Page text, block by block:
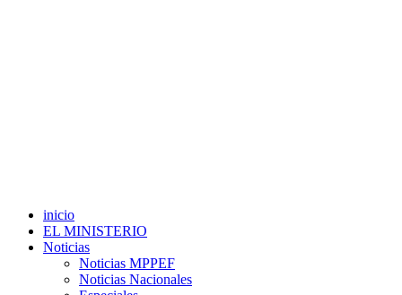
inicio
EL MINISTERIO
Noticias
Noticias MPPEF
Noticias Nacionales